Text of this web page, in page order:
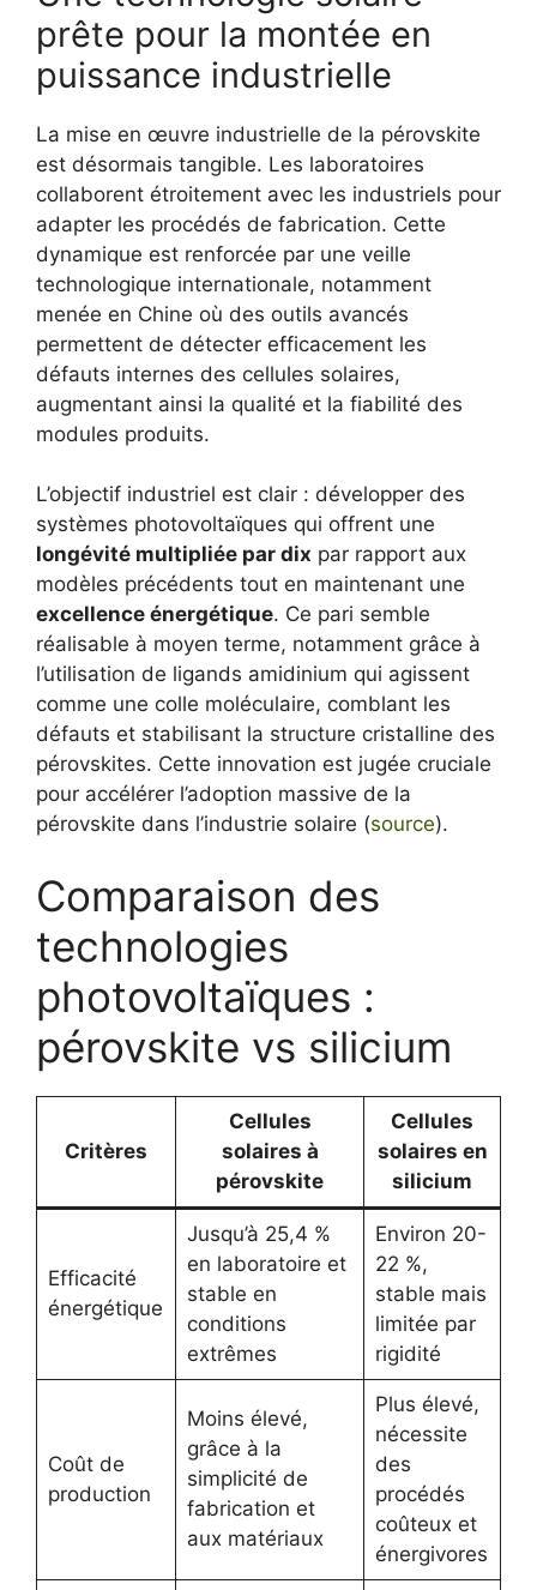
prête pour la montée en
puissance industrielle
La mise en œuvre industrielle de la pérovskite
est désormais tangible. Les laboratoires
collaborent étroitement avec les industriels pour
adapter les procédés de fabrication. Cette
dynamique est renforcée par une veille
technologique internationale, notamment
menée en Chine où des outils avancés
permettent de détecter efficacement les
défauts internes des cellules solaires,
augmentant ainsi la qualité et la fiabilité des
modules produits.
L’objectif industriel est clair : développer des
systèmes photovoltaïques qui offrent une
longévité multipliée par dix par rapport aux
modèles précédents tout en maintenant une
excellence énergétique. Ce pari semble
réalisable à moyen terme, notamment grâce à
l’utilisation de ligands amidinium qui agissent
comme une colle moléculaire, comblant les
défauts et stabilisant la structure cristalline des
pérovskites. Cette innovation est jugée cruciale
pour accélérer l’adoption massive de la
pérovskite dans l’industrie solaire (source).
Comparaison des
technologies
photovoltaïques :
pérovskite vs silicium
Critères
Cellules
solaires à
pérovskite
Cellules
solaires en
silicium
Efficacité
énergétique
Jusqu’à 25,4 %
en laboratoire et
stable en
conditions
extrêmes
Environ 20-
22 %,
stable mais
limitée par
rigidité
Coût de
production
Moins élevé,
grâce à la
simplicité de
fabrication et
aux matériaux
Plus élevé,
nécessite
des
procédés
coûteux et
énergivores